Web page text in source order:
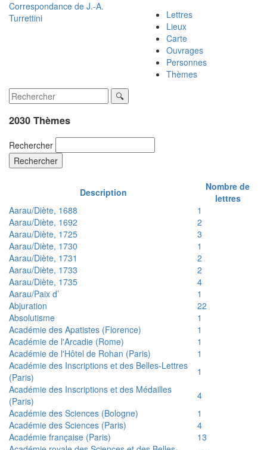
Correspondance de J.-A.
Turrettini
Lettres
Lieux
Carte
Ouvrages
Personnes
Thèmes
2030 Thèmes
Rechercher
Rechercher
Description
Nombre de
lettres
Aarau/Diète, 1688
1
Aarau/Diète, 1692
2
Aarau/Diète, 1725
3
Aarau/Diète, 1730
1
Aarau/Diète, 1731
2
Aarau/Diète, 1733
2
Aarau/Diète, 1735
4
Aarau/Paix d’
1
Abjuration
22
Absolutisme
1
Académie des Apatistes (Florence)
1
Académie de l'Arcadie (Rome)
1
Académie de l'Hôtel de Rohan (Paris)
1
Académie des Inscriptions et des Belles-Lettres
(Paris)
1
Académie des Inscriptions et des Médailles
(Paris)
4
Académie des Sciences (Bologne)
1
Académie des Sciences (Paris)
4
Académie française (Paris)
13